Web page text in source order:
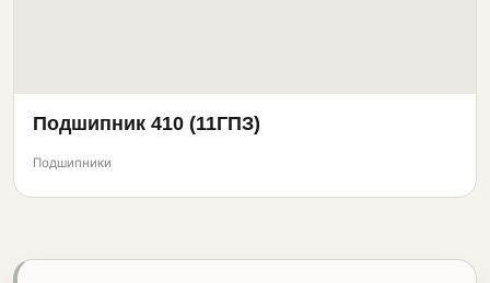
Подшипник 410 (11ГПЗ)
Подшипники